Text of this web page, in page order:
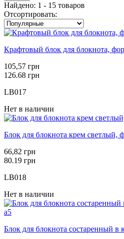
Найдено: 1 - 15 товаров
Отсортировать:
Крафтовый блок для блокнота,
105,57 грн
126.68 грн
LB017
Нет в наличии
Блок для блокнота крем светлый,
66,82 грн
80.19 грн
LB018
Нет в наличии
Блок для блокнота состаренный в